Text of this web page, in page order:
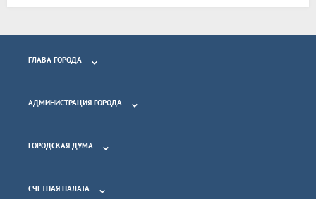
ГЛАВА ГОРОДА
АДМИНИСТРАЦИЯ ГОРОДА
ГОРОДСКАЯ ДУМА
СЧЕТНАЯ ПАЛАТА